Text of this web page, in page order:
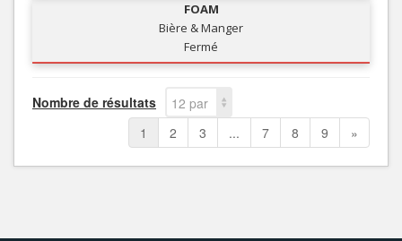
FOAM
Bière & Manger
Fermé
Nombre de résultats
12 par
page
1 2 3 ... 7 8 9 »